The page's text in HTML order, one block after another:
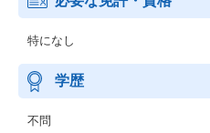
特になし
学歴
不問